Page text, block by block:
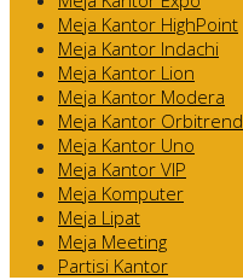
Meja Kantor HighPoint
Meja Kantor Indachi
Meja Kantor Lion
Meja Kantor Modera
Meja Kantor Orbitrend
Meja Kantor Uno
Meja Kantor VIP
Meja Komputer
Meja Lipat
Meja Meeting
Partisi Kantor